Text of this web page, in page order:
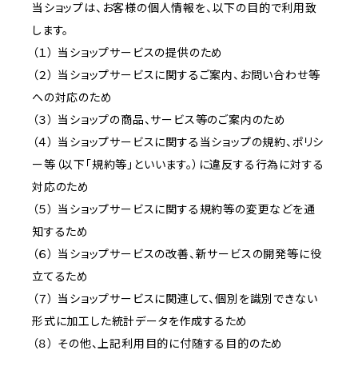
当ショップは、お客様の個人情報を、以下の目的で利用致
します。
（１） 当ショップサービスの提供のため
（２） 当ショップサービスに関するご案内、お問い合わせ等
への対応のため
（３） 当ショップの商品、サービス等のご案内のため
（４） 当ショップサービスに関する当ショップの規約、ポリシ
ー等（以下「規約等」といいます。）に違反する行為に対する
対応のため
（５） 当ショップサービスに関する規約等の変更などを通
知するため
（６） 当ショップサービスの改善、新サービスの開発等に役
立てるため
（７） 当ショップサービスに関連して、個別を識別できない
形式に加工した統計データを作成するため
（８） その他、上記利用目的に付随する目的のため